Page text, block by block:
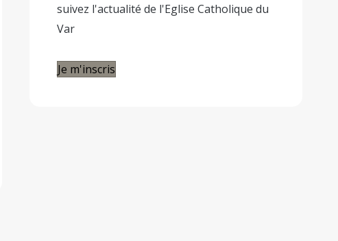
suivez l'actualité de l'Eglise Catholique du
Var
Je m'inscris